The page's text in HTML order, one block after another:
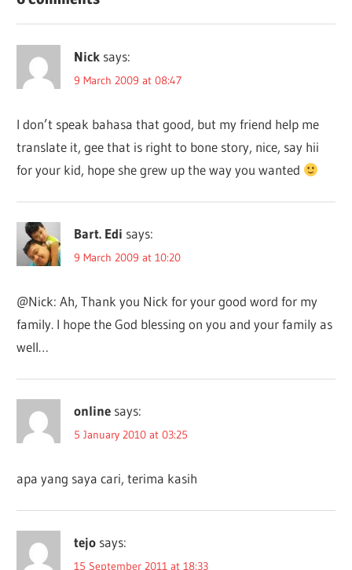
Nick says:
9 March 2009 at 08:47
I don’t speak bahasa that good, but my friend help me
translate it, gee that is right to bone story, nice, say hii
for your kid, hope she grew up the way you wanted
Bart. Edi says:
9 March 2009 at 10:20
@Nick: Ah, Thank you Nick for your good word for my
family. I hope the God blessing on you and your family as
well…
online says:
5 January 2010 at 03:25
apa yang saya cari, terima kasih
tejo says:
15 September 2011 at 18:33